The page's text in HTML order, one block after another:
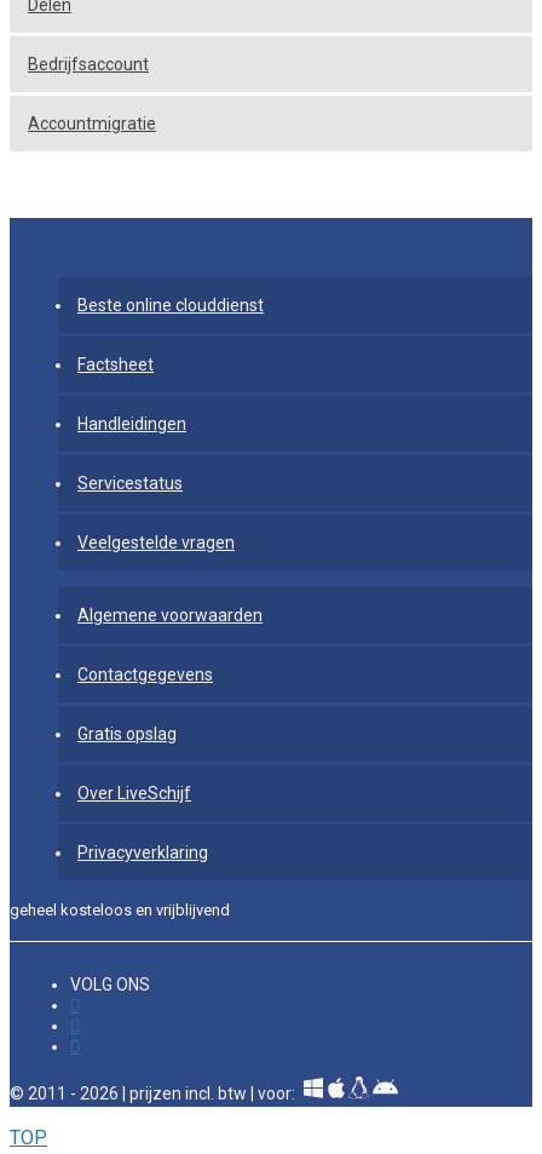
Delen
Bedrijfsaccount
Accountmigratie
Beste online clouddienst
Factsheet
Handleidingen
Servicestatus
Veelgestelde vragen
Algemene voorwaarden
Contactgegevens
Gratis opslag
Over LiveSchijf
Privacyverklaring
geheel kosteloos en vrijblijvend
VOLG ONS
© 2011 - 2026 | prijzen incl. btw | voor:
TOP